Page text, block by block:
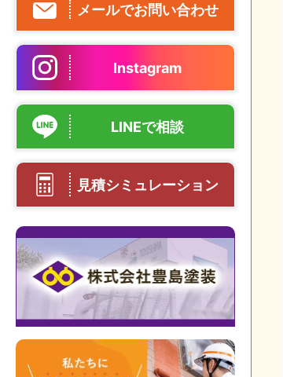
メールでお問い合わせ
Instagram
LINEで相談
見積シミュレーション